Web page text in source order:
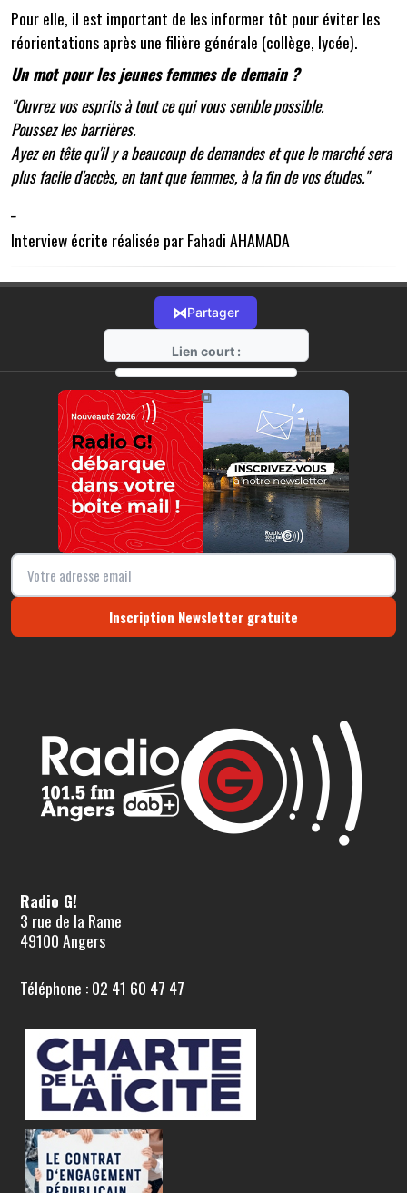
Pour elle, il est important de les informer tôt pour éviter les
réorientations après une filière générale (collège, lycée).
Un mot pour les jeunes femmes de demain ?
"Ouvrez vos esprits à tout ce qui vous semble possible.
Poussez les barrières.
Ayez en tête qu'il y a beaucoup de demandes et que le marché sera
plus facile d'accès, en tant que femmes, à la fin de vos études."
Interview écrite réalisée par Fahadi AHAMADA
⋈Partager
Lien court :
https://radio-g.fr?10610
⧉
Inscription Newsletter gratuite
Radio G!
3 rue de la Rame
49100 Angers
Téléphone : 02 41 60 47 47